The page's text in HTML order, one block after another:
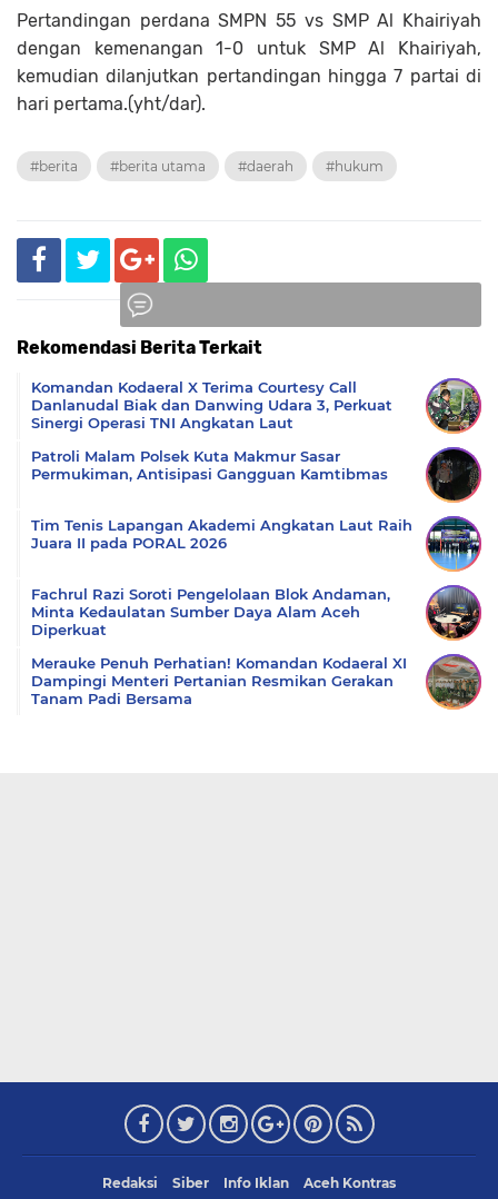
Pertandingan perdana SMPN 55 vs SMP Al Khairiyah
dengan kemenangan 1-0 untuk SMP Al Khairiyah,
kemudian dilanjutkan pertandingan hingga 7 partai di
hari pertama.(yht/dar).
#berita #berita utama #daerah #hukum
Rekomendasi Berita Terkait
Komandan Kodaeral X Terima Courtesy Call
Danlanudal Biak dan Danwing Udara 3, Perkuat
Sinergi Operasi TNI Angkatan Laut
Patroli Malam Polsek Kuta Makmur Sasar
Permukiman, Antisipasi Gangguan Kamtibmas
Tim Tenis Lapangan Akademi Angkatan Laut Raih
Juara II pada PORAL 2026
Fachrul Razi Soroti Pengelolaan Blok Andaman,
Minta Kedaulatan Sumber Daya Alam Aceh
Diperkuat
Merauke Penuh Perhatian! Komandan Kodaeral XI
Dampingi Menteri Pertanian Resmikan Gerakan
Tanam Padi Bersama
Redaksi Siber Info Iklan Aceh Kontras